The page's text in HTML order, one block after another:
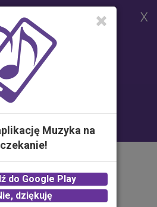
usług i zgodnie z
Plików Cookies.
określić warunki
lub dostępu do
cookies w Twojej
przeglądarce
Muzyka na
czekanie!
do Google Play
dziękuję